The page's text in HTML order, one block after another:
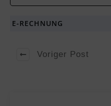
E-RECHNUNG
Voriger Post